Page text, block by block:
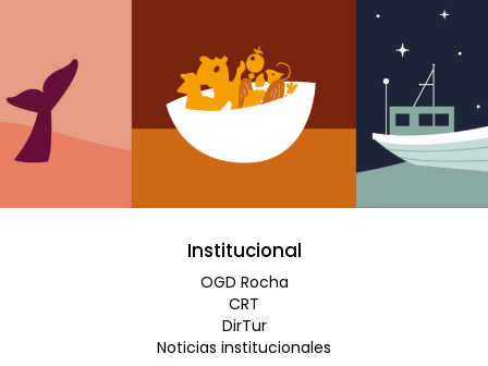
Institucional
OGD Rocha
CRT
DirTur
Noticias institucionales